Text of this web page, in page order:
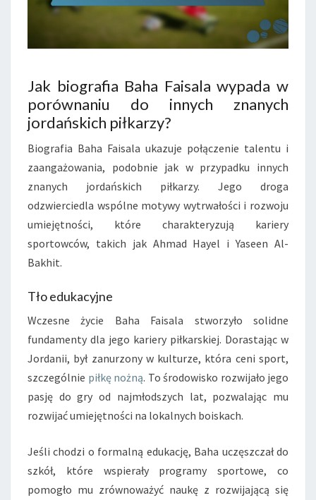
Jak biografia Baha Faisala wypada w
porównaniu do innych znanych
jordańskich piłkarzy?
Biografia Baha Faisala ukazuje połączenie talentu i
zaangażowania, podobnie jak w przypadku innych
znanych jordańskich piłkarzy. Jego droga
odzwierciedla wspólne motywy wytrwałości i rozwoju
umiejętności, które charakteryzują kariery
sportowców, takich jak Ahmad Hayel i Yaseen Al-
Bakhit.
Tło edukacyjne
Wczesne życie Baha Faisala stworzyło solidne
fundamenty dla jego kariery piłkarskiej. Dorastając w
Jordanii, był zanurzony w kulturze, która ceni sport,
szczególnie piłkę nożną. To środowisko rozwijało jego
pasję do gry od najmłodszych lat, pozwalając mu
rozwijać umiejętności na lokalnych boiskach.
Jeśli chodzi o formalną edukację, Baha uczęszczał do
szkół, które wspierały programy sportowe, co
pomogło mu zrównoważyć naukę z rozwijającą się